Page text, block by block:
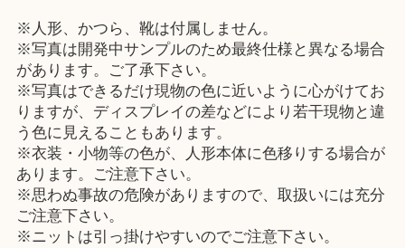
※人形、かつら、靴は付属しません。
※写真は開発中サンプルのため最終仕様と異なる場合
があります。ご了承下さい。
※写真はできるだけ現物の色に近いように心がけてお
りますが、ディスプレイの差などにより若干現物と違
う色に見えることもあります。
※衣装・小物等の色が、人形本体に色移りする場合が
あります。ご注意下さい。
※思わぬ事故の危険がありますので、取扱いには充分
ご注意下さい。
※ニットは引っ掛けやすいのでご注意下さい。